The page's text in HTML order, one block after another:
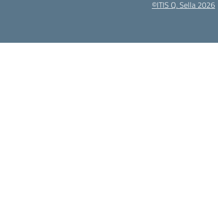
©ITIS Q. Sella 2026